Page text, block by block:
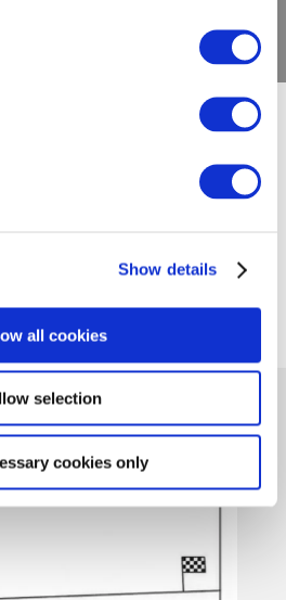
Show details
all cookies
selection
cookies only